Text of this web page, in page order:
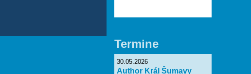
Termine
30.05.2026
Author Král Šumavy